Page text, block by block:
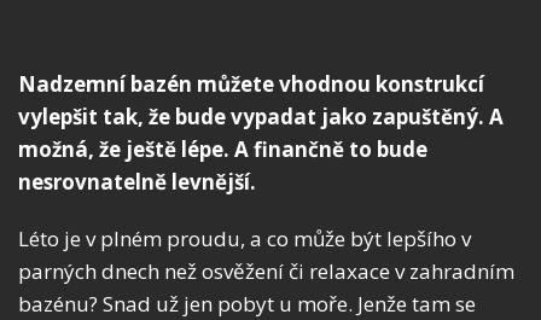
Nadzemní bazén můžete vhodnou konstrukcí
vylepšit tak, že bude vypadat jako zapuštěný. A
možná, že ještě lépe. A finančně to bude
nesrovnatelně levnější.
Léto je v plném proudu, a co může být lepšího v
parných dnech než osvěžení či relaxace v zahradním
bazénu? Snad už jen pobyt u moře. Jenže tam se